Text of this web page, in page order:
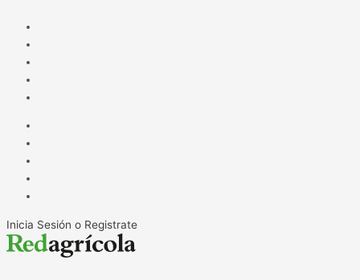
contenido
Inicia Sesión o Registrate